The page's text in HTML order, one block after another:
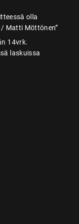
olla
/ Matti Möttönen”
14vrk.
laskuissa